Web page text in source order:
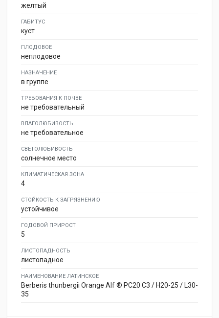
желтый
ГАБИТУС
куст
ПЛОДОВОЕ
неплодовое
НАЗНАЧЕНИЕ
в группе
ТРЕБОВАНИЯ К ПОЧВЕ
не требовательный
ВЛАГОЛЮБИВОСТЬ
не требовательное
СВЕТОЛЮБИВОСТЬ
солнечное место
КЛИМАТИЧЕСКАЯ ЗОНА
4
СТОЙКОСТЬ К ЗАГРЯЗНЕНИЮ
устойчивое
ГОДОВОЙ ПРИРОСТ
5
ЛИСТОПАДНОСТЬ
листопадное
НАИМЕНОВАНИЕ ЛАТИНСКОЕ
Berberis thunbergii Orange Alf ® PC20 C3 / H20-25 / L30-
35